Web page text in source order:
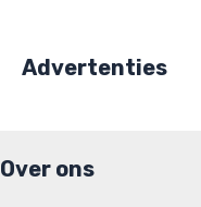
Advertenties
Over ons